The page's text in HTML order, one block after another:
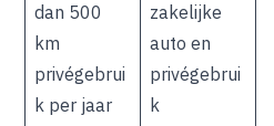
dan 500
km
privégebrui
k per jaar
zakelijke
auto en
privégebrui
k